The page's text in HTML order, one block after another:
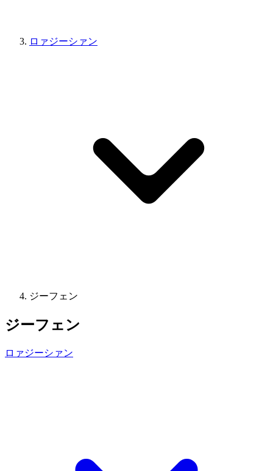
ロァジーシァン
ジーフェン
ジーフェン
ロァジーシァン